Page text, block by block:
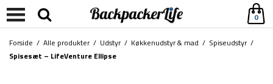
0
Forside / Alle produkter/ Udstyr/ Køkkenudstyr & mad / Spiseudstyr/
Spisesæt – LifeVenture Ellipse